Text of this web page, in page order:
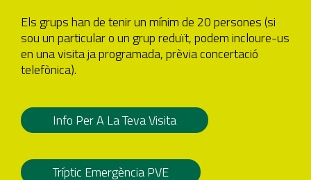
Els grups han de tenir un mínim de 20 persones (si
sou un particular o un grup reduït, podem incloure-us
en una visita ja programada, prèvia concertació
telefònica).
Info Per A La Teva Visita
Tríptic Emergència PVE